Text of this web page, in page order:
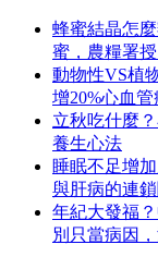
蜂蜜結晶怎
蜜，農糧署
動物性VS植
增20%心血
立秋吃什麼
養生心法
睡眠不足增
與肝病的連
年紀大發福
別只當病因